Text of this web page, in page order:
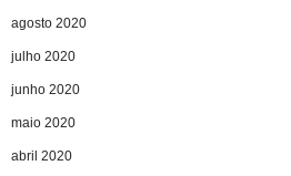
agosto 2020
julho 2020
junho 2020
maio 2020
abril 2020